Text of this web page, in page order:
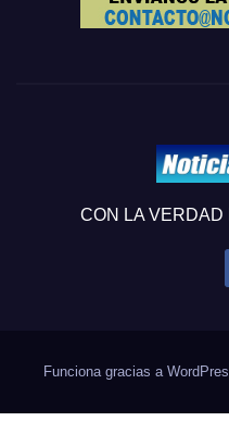
CON LA VERDAD
Funciona gracias a